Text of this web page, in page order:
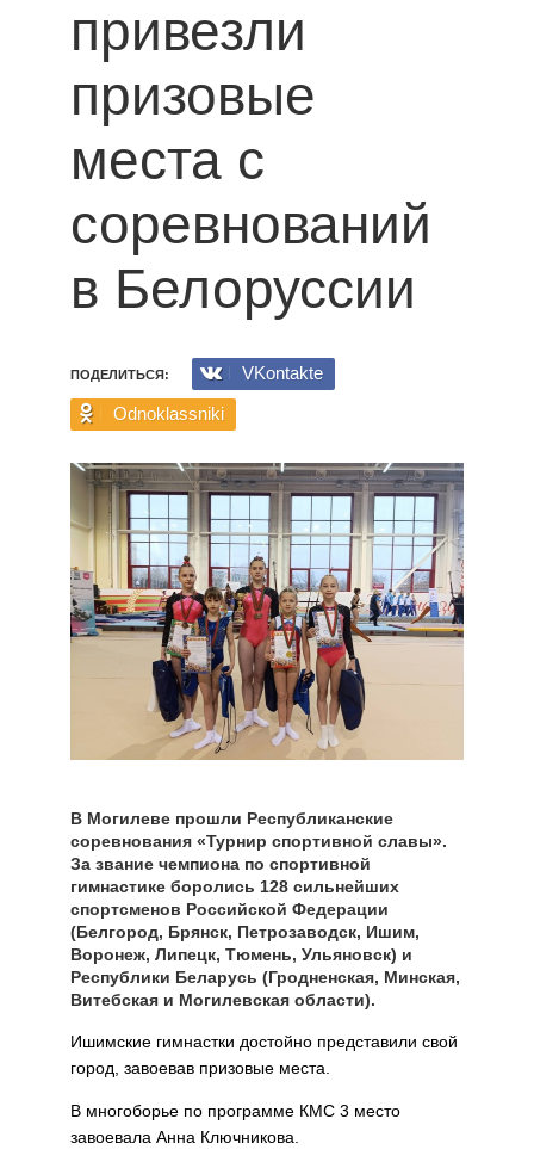
привезли
призовые
места с
соревнований
в Белоруссии
ПОДЕЛИТЬСЯ:
VKontakte
Odnoklassniki
В Могилеве прошли Республиканские
соревнования «Турнир спортивной славы».
За звание чемпиона по спортивной
гимнастике боролись 128 сильнейших
спортсменов Российской Федерации
(Белгород, Брянск, Петрозаводск, Ишим,
Воронеж, Липецк, Тюмень, Ульяновск) и
Республики Беларусь (Гродненская, Минская,
Витебская и Могилевская области).
Ишимские гимнастки достойно представили свой
город, завоевав призовые места.
В многоборье по программе КМС 3 место
завоевала Анна Ключникова.